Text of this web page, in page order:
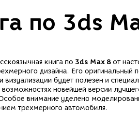
по 3ds
книга по 3ds Max 8 от
дизайна. Его оригинальный
визуализации будет полезен и
возможностях новейшей версии
внимание уделено
трехмерного автомобиля.